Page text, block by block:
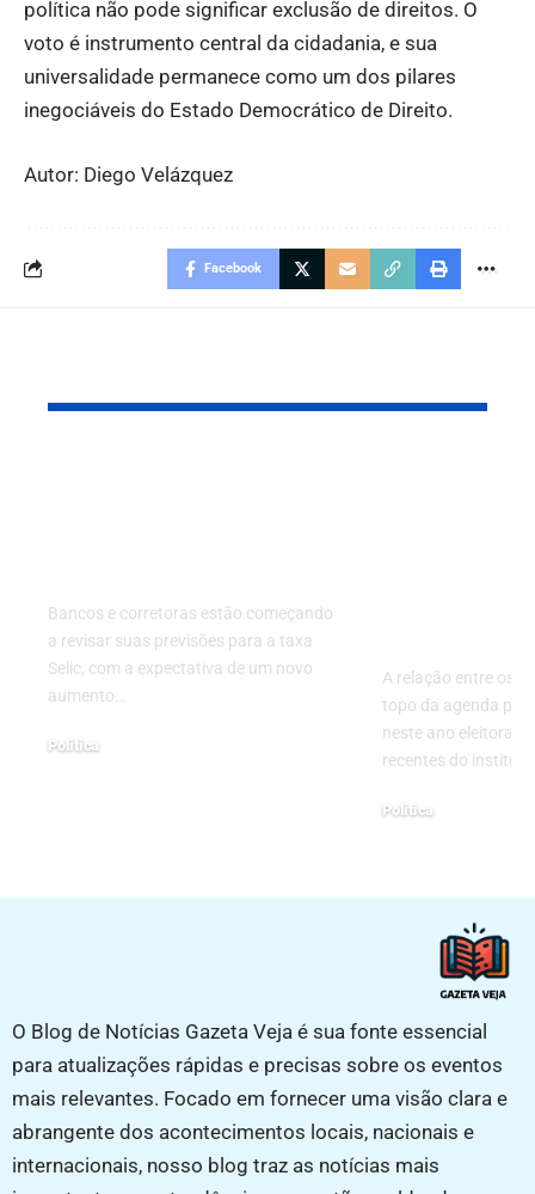
política não pode significar exclusão de direitos. O
voto é instrumento central da cidadania, e sua
universalidade permanece como um dos pilares
inegociáveis do Estado Democrático de Direito.
Autor: Diego Velázquez
Facebook
Bancos e corretoras estão começando
a revisar suas previsões para a taxa
Selic, com a expectativa de um novo
aumento…
Politica
A relação entre os
topo da agenda
neste ano eleitoral.
recentes do
Politica
O Blog de Notícias Gazeta Veja é sua fonte essencial
para atualizações rápidas e precisas sobre os eventos
mais relevantes. Focado em fornecer uma visão clara e
abrangente dos acontecimentos locais, nacionais e
internacionais, nosso blog traz as notícias mais